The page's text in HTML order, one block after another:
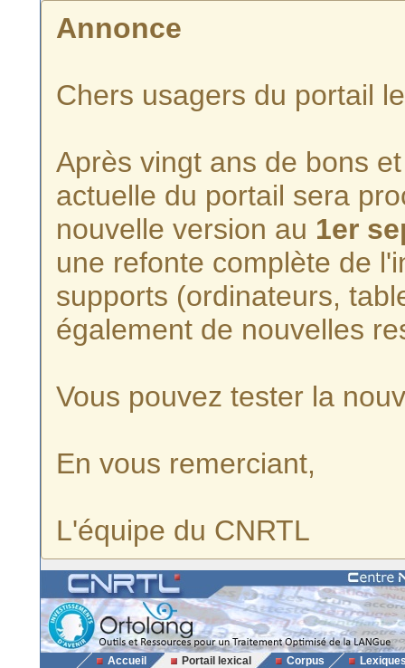
Annonce
Chers usagers du portail
Après vingt ans de bons
actuelle du portail sera
nouvelle version au 1er
une refonte complète de
supports (ordinateurs,
également de nouvelles
Vous pouvez tester la
En vous remerciant,
L'équipe du CNRTL
Accueil Portail lexical Corpus